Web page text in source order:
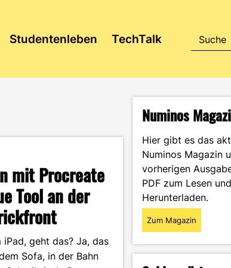
Studentenleben TechTalk
mit Procreate
Tool an der
iPad, geht das? Ja, das
Sofa, in der Bahn
Numinos
Hier gibt es das
Numinos Magazin
vorherigen
PDF zum Lesen und
Herunterladen.
Zum Magazin